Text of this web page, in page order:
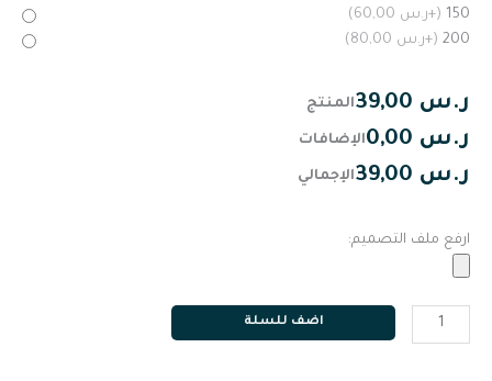
150 (+ر.س 60,00)
200 (+ر.س 80,00)
المنتج ر.س 39,00
الإضافات ر.س 0,00
الإجمالي ر.س 39,00
ارفع ملف التصميم:
اضف للسلة